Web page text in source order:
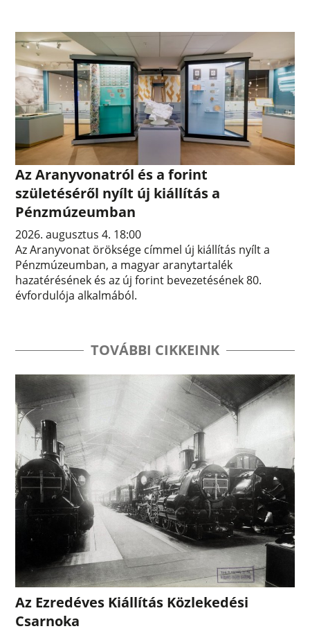
Az Aranyvonatról és a forint
születéséről nyílt új kiállítás a
Pénzmúzeumban
2026. augusztus 4. 18:00
Az Aranyvonat öröksége címmel új kiállítás nyílt a
Pénzmúzeumban, a magyar aranytartalék
hazatérésének és az új forint bevezetésének 80.
évfordulója alkalmából.
TOVÁBBI CIKKEINK
Az Ezredéves Kiállítás Közlekedési
Csarnoka